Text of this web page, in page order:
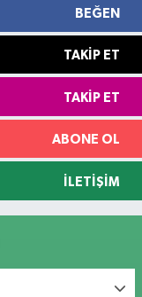
BEĞEN
TAKIP ET
TAKIP ET
ABONE OL
İLETIŞIM